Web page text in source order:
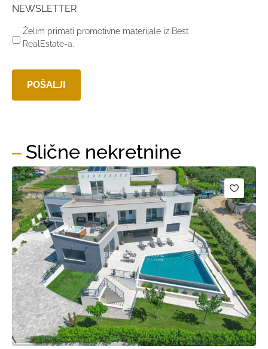
NEWSLETTER
Želim primati promotivne materijale iz Best
RealEstate-a.
Slične nekretnine